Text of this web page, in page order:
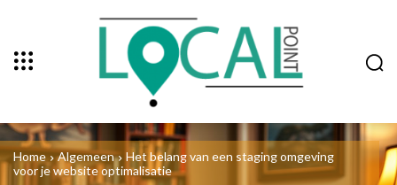
Home Algemeen
Het belang van een staging omgeving
voor je website optimalisatie